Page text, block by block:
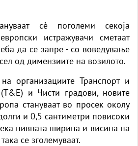
сè поголеми секоја
истражувачи сметаат
да се запре - со воведување
од димензиите на возилото.
организациите Транспорт и
и Чисти градови, новите
стануваат во просек околу
и 0,5 сантиметри повисоки
нивната ширина и висина на
се зголемуваат.